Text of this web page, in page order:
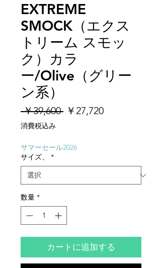
EXTREME
SMOCK（エクス
トリーム スモッ
ク）カラ
ー/Olive（グリー
ン系）
￥39,600 通
格
￥27,720セ
消費税込み
サマーセール2026
サイズ、
*
数量 *
カートに追加する